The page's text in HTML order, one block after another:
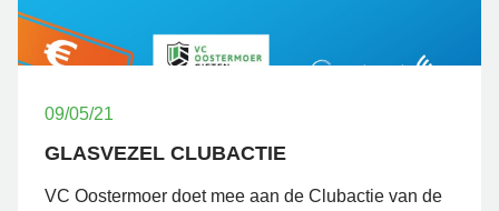
09/05/21
GLASVEZEL CLUBACTIE
VC Oostermoer doet mee aan de Clubactie van de